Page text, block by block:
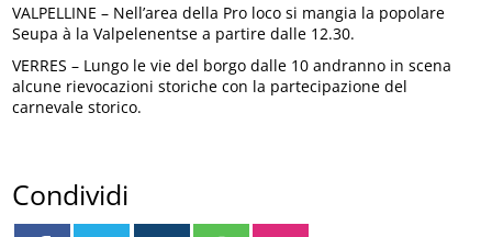
VALPELLINE – Nell’area della Pro loco si mangia la popolare
Seupa à la Valpelenentse a partire dalle 12.30.
VERRES – Lungo le vie del borgo dalle 10 andranno in scena
alcune rievocazioni storiche con la partecipazione del
carnevale storico.
Condividi